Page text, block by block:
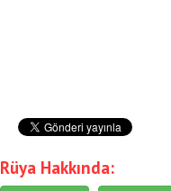
Rüya Hakkında: